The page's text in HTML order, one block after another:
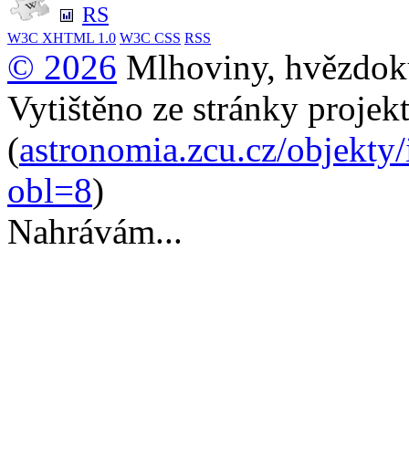
RS
W3C XHTML 1.0 W3C CSS RSS
© 2026 Mlhoviny,
Vytištěno ze stránky
(astronomia.zcu.cz/
obl=8)
Nahrávám...